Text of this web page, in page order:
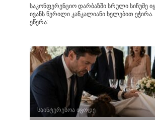
საკონფერენციო დარბაზში სრული სიჩუმე
ივანს წერილი კანკალიანი ხელებით
ეწერა:
საინტერესოა იცოდე